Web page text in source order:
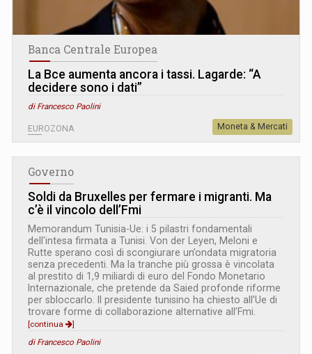
Banca Centrale Europea
La Bce aumenta ancora i tassi. Lagarde: “A
decidere sono i dati”
di Francesco Paolini
EUROZONA Moneta & Mercati
Governo
Soldi da Bruxelles per fermare i migranti. Ma
c’è il vincolo dell’Fmi
Memorandum Tunisia-Ue: i 5 pilastri fondamentali
dell'intesa firmata a Tunisi. Von der Leyen, Meloni e
Rutte sperano così di scongiurare un’ondata migratoria
senza precedenti. Ma la tranche più grossa è vincolata
al prestito di 1,9 miliardi di euro del Fondo Monetario
Internazionale, che pretende da Saied profonde riforme
per sbloccarlo. Il presidente tunisino ha chiesto all’Ue di
trovare forme di collaborazione alternative all’Fmi.
[continua
]
di Francesco Paolini